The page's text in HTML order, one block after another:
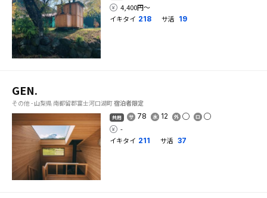
4,400円〜
イキタイ 218 サ活 19
GEN.
その他 - 山梨県 南都留郡富士河口湖町宿泊者限定
共用 78 12
-
イキタイ 211 サ活 37